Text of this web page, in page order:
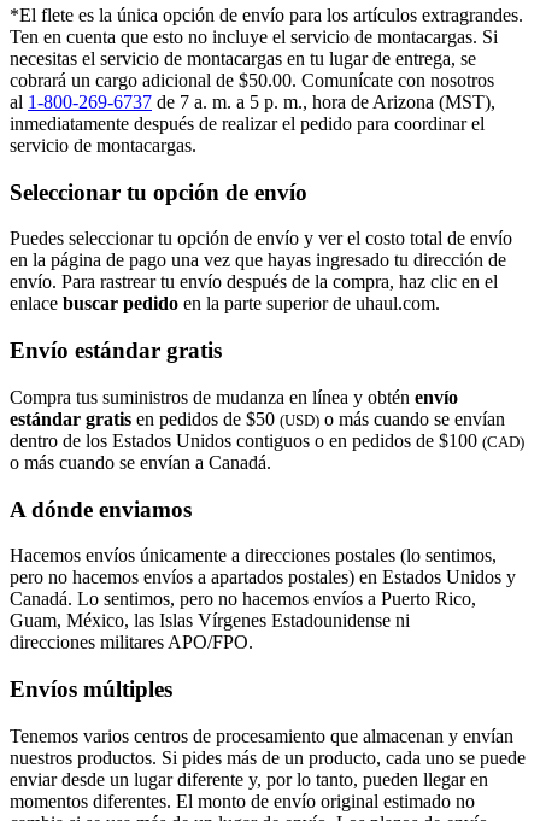
*El flete es la única opción de envío para los artículos extragrandes.
Ten en cuenta que esto no incluye el servicio de montacargas. Si
necesitas el servicio de montacargas en tu lugar de entrega, se
cobrará un cargo adicional de $50.00. Comunícate con nosotros
al 1-800-269-6737 de 7 a. m. a 5 p. m., hora de Arizona (MST),
inmediatamente después de realizar el pedido para coordinar el
servicio de montacargas.
Seleccionar tu opción de envío
Puedes seleccionar tu opción de envío y ver el costo total de envío
en la página de pago una vez que hayas ingresado tu dirección de
envío. Para rastrear tu envío después de la compra, haz clic en el
enlace buscar pedido​​​​​​​ en la parte superior de uhaul.com.
Envío estándar gratis
Compra tus suministros de mudanza en línea y obtén envío
estándar gratis en pedidos de $50 (USD) o más cuando se envían
dentro de los Estados Unidos contiguos o en pedidos de $100 (CAD)
o más cuando se envían a Canadá.
A dónde enviamos
Hacemos envíos únicamente a direcciones postales (lo sentimos,
pero no hacemos envíos a apartados postales) en Estados Unidos y
Canadá. Lo sentimos, pero no hacemos envíos a Puerto Rico,
Guam, México, las Islas Vírgenes Estadounidense ni
direcciones militares APO/FPO.
Envíos múltiples
Tenemos varios centros de procesamiento que almacenan y envían
nuestros productos. Si pides más de un producto, cada uno se puede
enviar desde un lugar diferente y, por lo tanto, pueden llegar en
momentos diferentes. El monto de envío original estimado no